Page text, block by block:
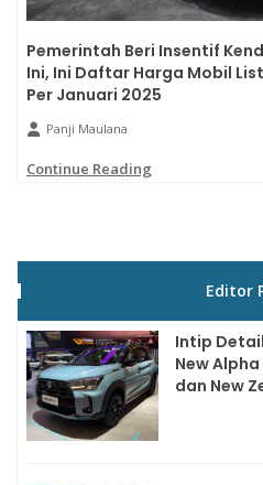
Pemerintah Beri Insentif
Ini, Ini Daftar Harga Mobil
Per Januari 2025
Panji Maulana
Continue Reading
Editor
Intip
New
dan New